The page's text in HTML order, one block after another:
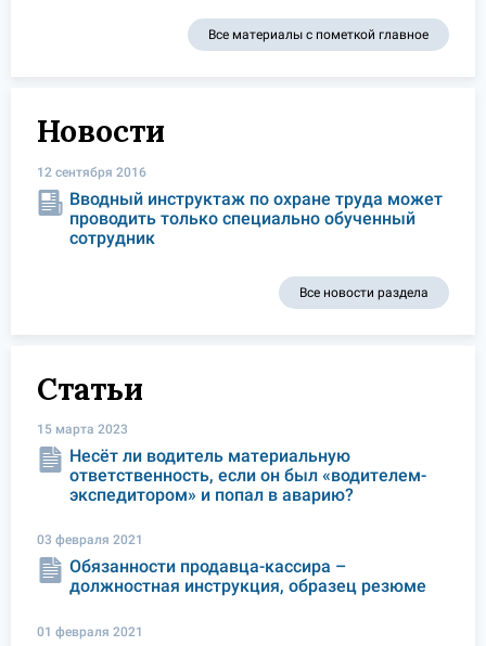
Все материалы с пометкой главное
Новости
12 сентября 2016
Вводный инструктаж по охране труда может
проводить только специально обученный
сотрудник
Все новости раздела
Статьи
15 марта 2023
Несёт ли водитель материальную
ответственность, если он был «водителем-
экспедитором» и попал в аварию?
03 февраля 2021
Обязанности продавца-кассира –
должностная инструкция, образец резюме
01 февраля 2021